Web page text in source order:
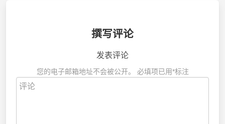
撰写评论
发表评论
您的电子邮箱地址不会被公开。 必填项已用*标注